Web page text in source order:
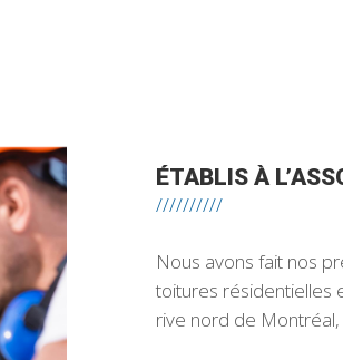
ÉTABLIS À
//////////
Nous avons fait nos
toitures résidentielles
rive nord de Montréal,